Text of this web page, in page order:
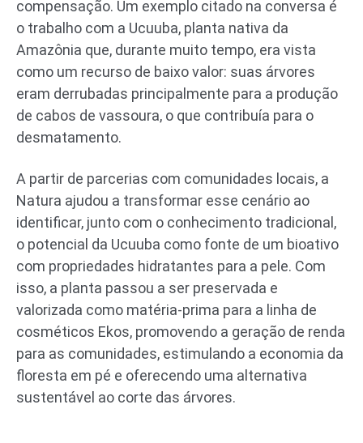
compensação. Um exemplo citado na conversa é
o trabalho com a Ucuuba, planta nativa da
Amazônia que, durante muito tempo, era vista
como um recurso de baixo valor: suas árvores
eram derrubadas principalmente para a produção
de cabos de vassoura, o que contribuía para o
desmatamento.
A partir de parcerias com comunidades locais, a
Natura ajudou a transformar esse cenário ao
identificar, junto com o conhecimento tradicional,
o potencial da Ucuuba como fonte de um bioativo
com propriedades hidratantes para a pele. Com
isso, a planta passou a ser preservada e
valorizada como matéria-prima para a linha de
cosméticos Ekos, promovendo a geração de renda
para as comunidades, estimulando a economia da
floresta em pé e oferecendo uma alternativa
sustentável ao corte das árvores.